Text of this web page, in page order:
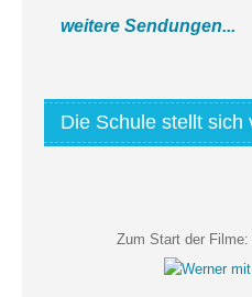
weitere Sendungen...
Die Schule stellt sich
Zum Start der Filme: